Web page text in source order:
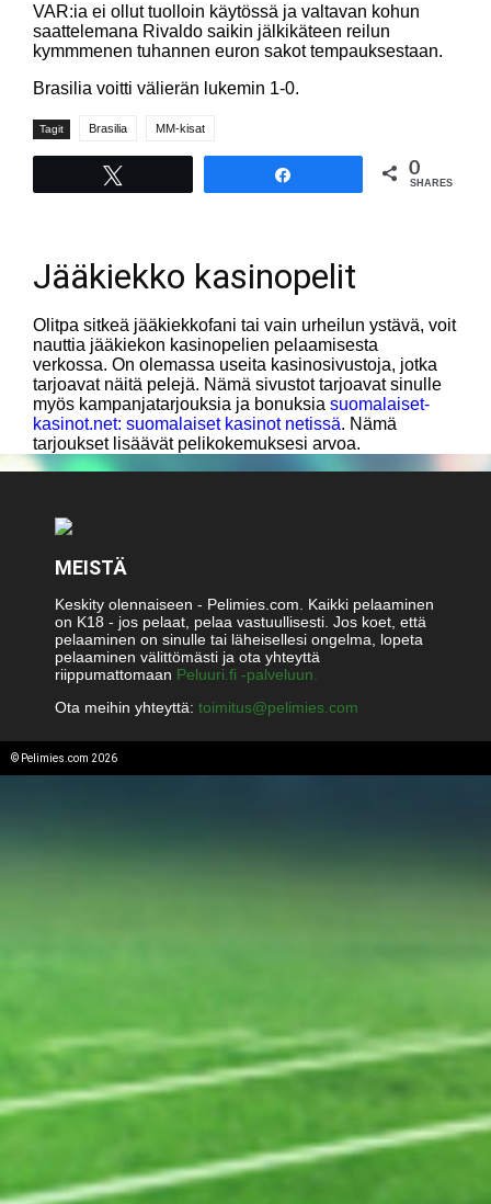
VAR:ia ei ollut tuolloin käytössä ja valtavan kohun
saattelemana Rivaldo saikin jälkikäteen reilun
kymmmenen tuhannen euron sakot tempauksestaan.
Brasilia voitti välierän lukemin 1-0.
Tagit Brasilia MM-kisat
0
SHARES
Jääkiekko kasinopelit
Olitpa sitkeä jääkiekkofani tai vain urheilun ystävä, voit
nauttia jääkiekon kasinopelien pelaamisesta
verkossa. On olemassa useita kasinosivustoja, jotka
tarjoavat näitä pelejä. Nämä sivustot tarjoavat sinulle
myös kampanjatarjouksia ja bonuksia suomalaiset-
kasinot.net: suomalaiset kasinot netissä. Nämä
tarjoukset lisäävät pelikokemuksesi arvoa.
MEISTÄ
Keskity olennaiseen - Pelimies.com. Kaikki pelaaminen
on K18 - jos pelaat, pelaa vastuullisesti. Jos koet, että
pelaaminen on sinulle tai läheisellesi ongelma, lopeta
pelaaminen välittömästi ja ota yhteyttä
riippumattomaan Peluuri.fi -palveluun.
Ota meihin yhteyttä: toimitus@pelimies.com
© Pelimies.com 2026